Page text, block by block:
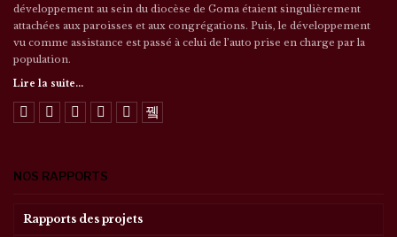
développement au sein du diocèse de Goma étaient singulièrement
attachées aux paroisses et aux congrégations. Puis, le développement
vu comme assistance est passé à celui de l’auto prise en charge par la
population.
Lire la suite...
NOS RAPPORTS
Rapports des projets